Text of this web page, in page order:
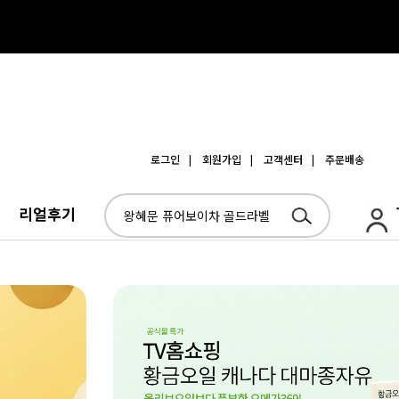
로그인 | 회원가입 | 고객센터 | 주문배송
리얼후기